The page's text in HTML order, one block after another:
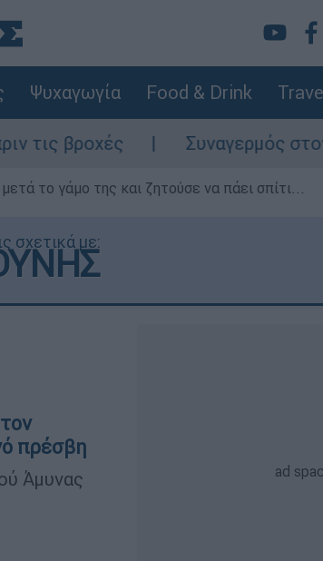
Ψυχαγωγία Food & Drink
Συναγερμός στον Λυκαβηττό:
το γάμο της και ζητούσε να πάει σπίτι...
σχετικά με:
πρέσβη
Άμυνας